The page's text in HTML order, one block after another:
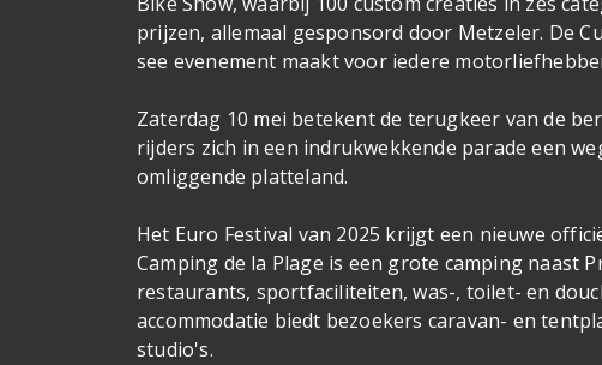
prijzen, allemaal gesponsord door Metzeler. De
see evenement maakt voor iedere
Zaterdag 10 mei betekent de terugkeer van de
rijders zich in een indrukwekkende parade een
omliggende platteland.
Het Euro Festival van 2025 krijgt een nieuwe
Camping de la Plage is een grote camping naast
restaurants, sportfaciliteiten, was-, toilet- en
accommodatie biedt bezoekers caravan- en
studio's.